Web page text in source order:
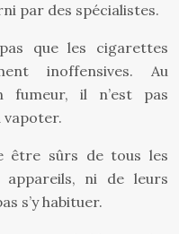
par des spécialistes.
que les cigarettes
inoffensives. Au
fumeur, il n’est pas
vapoter.
être sûrs de tous les
ni de leurs
s’y habituer.